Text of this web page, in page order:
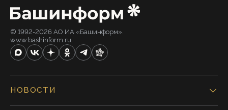
© 1992-2026 АО ИА «Башинформ».
www.bashinform.ru
НОВОСТИ